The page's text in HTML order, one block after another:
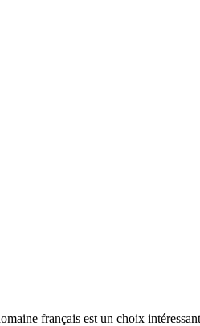
français est un choix